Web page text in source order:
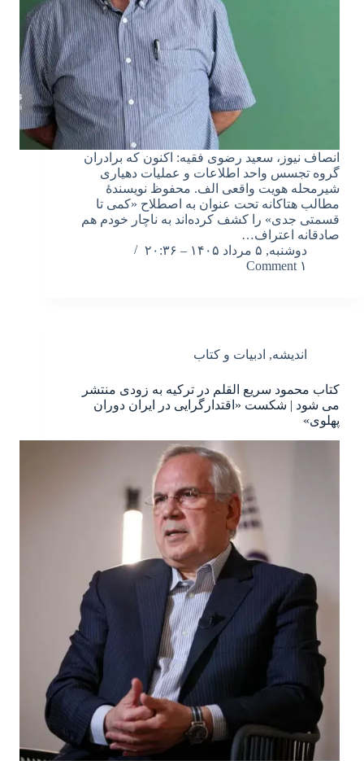
انصاف نیوز، سعید رضوی فقیه: اکنون که برادران
گروه تجسس واحد اطلاعات و عملیات دهیاری
شیرمحله هویت واقعی الف. محفوظ نویسندۀ
مطالب هتاکانه تحت عنوان به اصطلاح «کمی تا
قسمتی جدی» را کشف کرده‌اند به ناچار خودم هم
صادقانه اعتراف…
دوشنبه, ۵ مرداد ۱۴۰۵ – ۲۰:۳۶
۱ Comment
اندیشه, ادبیات و کتاب
کتاب محمود سریع القلم در ترکیه به زودی منتشر
می شود | شکست «اقتدارگرایی در ایران دوران
پهلوی»